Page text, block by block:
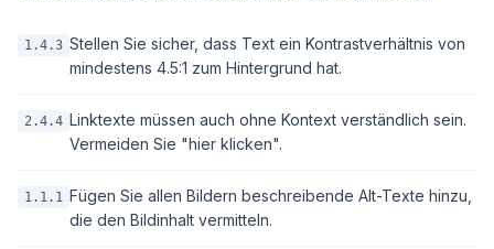
1.4.3 Stellen Sie sicher, dass Text ein Kontrastverhältnis von
mindestens 4.5:1 zum Hintergrund hat.
2.4.4 Linktexte müssen auch ohne Kontext verständlich sein.
Vermeiden Sie "hier klicken".
1.1.1 Fügen Sie allen Bildern beschreibende Alt-Texte hinzu,
die den Bildinhalt vermitteln.